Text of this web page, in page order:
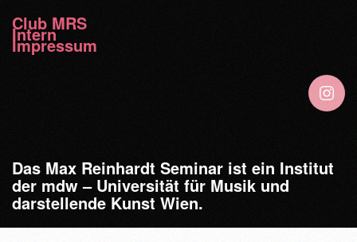
Club MRS
Intern
Impressum
Das Max Reinhardt Seminar ist ein Institut
der mdw – Universität für Musik und
darstellende Kunst Wien.